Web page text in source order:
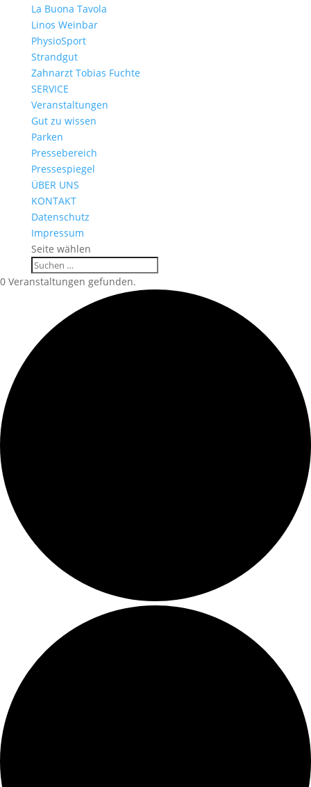
La Buona Tavola
Linos Weinbar
PhysioSport
Strandgut
Zahnarzt Tobias Fuchte
SERVICE
Veranstaltungen
Gut zu wissen
Parken
Pressebereich
Pressespiegel
ÜBER UNS
KONTAKT
Datenschutz
Impressum
Seite wählen
0 Veranstaltungen gefunden.